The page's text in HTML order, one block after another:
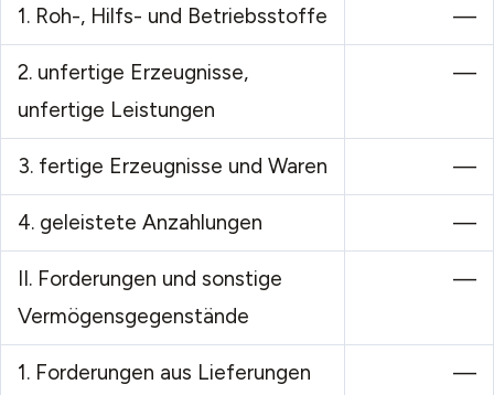
1.Roh-, Hilfs- und Betriebsstoffe —
2.unfertige Erzeugnisse,
unfertige Leistungen
—
3.fertige Erzeugnisse und Waren —
4.geleistete Anzahlungen —
II.Forderungen und sonstige
Vermögensgegenstände
—
1.Forderungen aus Lieferungen
—